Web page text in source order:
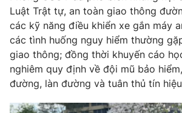
Sản phẩm
Thị trường
Tư vấn
Lịch phát sóng
Chuyên mục khác
Emagazine Podcast
Luật Trật tự, an toàn giao thông
các kỹ năng điều khiển xe gắn máy
các tình huống nguy hiểm thường
giao thông; đồng thời khuyến cáo
nghiêm quy định về đội mũ bảo
đường, làn đường và tuân thủ tín